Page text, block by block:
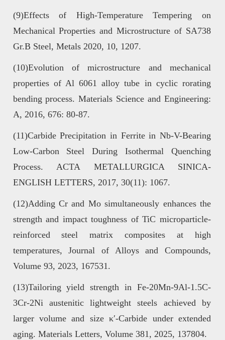
(9)Effects of High-Temperature Tempering on
Mechanical Properties and Microstructure of SA738
Gr.B Steel, Metals 2020, 10, 1207.
(10)Evolution of microstructure and mechanical
properties of Al 6061 alloy tube in cyclic rorating
bending process. Materials Science and Engineering:
A, 2016, 676: 80-87.
(11)Carbide Precipitation in Ferrite in Nb-V-Bearing
Low-Carbon Steel During Isothermal Quenching
Process. ACTA METALLURGICA SINICA-
ENGLISH LETTERS, 2017, 30(11): 1067.
(12)Adding Cr and Mo simultaneously enhances the
strength and impact toughness of TiC microparticle-
reinforced steel matrix composites at high
temperatures, Journal of Alloys and Compounds,
Volume 93, 2023, 167531.
(13)Tailoring yield strength in Fe-20Mn-9Al-1.5C-
3Cr-2Ni austenitic lightweight steels achieved by
larger volume and size κ′-Carbide under extended
aging. Materials Letters, Volume 381, 2025, 137804.